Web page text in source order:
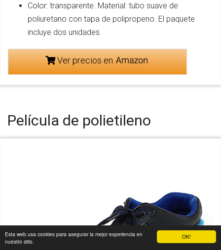
OK!
Esta web usa cookies para asegurar la mejor experiencia en
nuestro sitio.
Color: transparente. Material: tubo suave de
poliuretano con tapa de polipropeno. El paquete
incluye dos unidades.
Ver precios en
Película de polietileno